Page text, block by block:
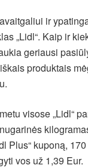
ir
„Lidl“. Kaip ir
geriausi
produktais
visose „Lidl“
Plus“ kuponą,
vos už 1,39 Eur.